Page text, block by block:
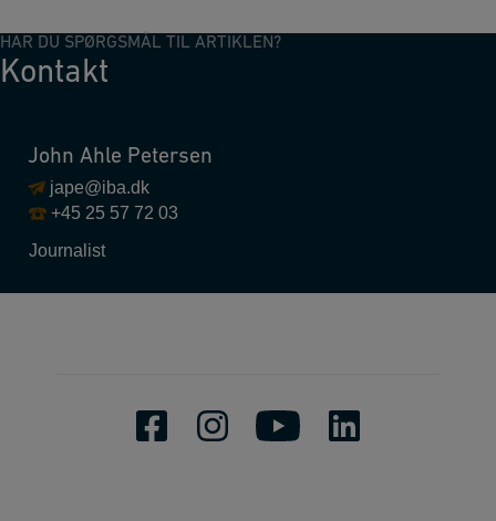
HAR DU SPØRGSMÅL TIL ARTIKLEN?
Kontakt
John Ahle Petersen
jape@iba.dk
+45 25 57 72 03
Journalist